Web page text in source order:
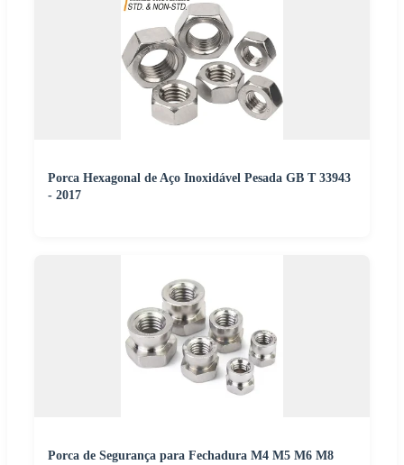
Porca Hexagonal de Aço Inoxidável Pesada GB T 33943
- 2017
Porca de Segurança para Fechadura M4 M5 M6 M8